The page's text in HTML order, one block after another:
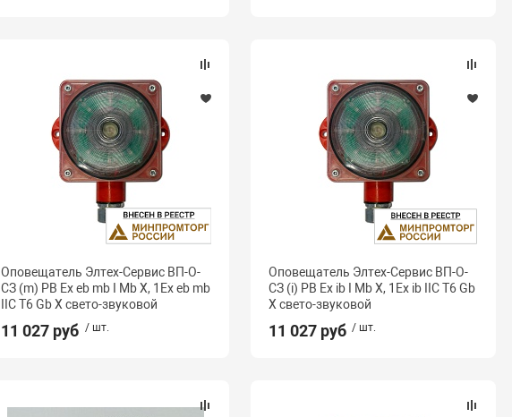
Оповещатель Элтех-Сервис ВП-О-
СЗ (m) РВ Ex eb mb I Mb X, 1Ex eb mb
IIC Т6 Gb X свето-звуковой
11 027 руб / шт.
Оповещатель Элтех-Сервис ВП-О-
СЗ (i) РВ Ex ib I Mb X, 1Ex ib IIC T6 Gb
X свето-звуковой
11 027 руб / шт.